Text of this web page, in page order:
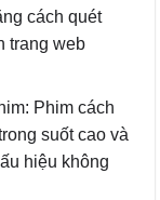
cách quét
trang web
Phim cách
suốt cao và
hiệu không